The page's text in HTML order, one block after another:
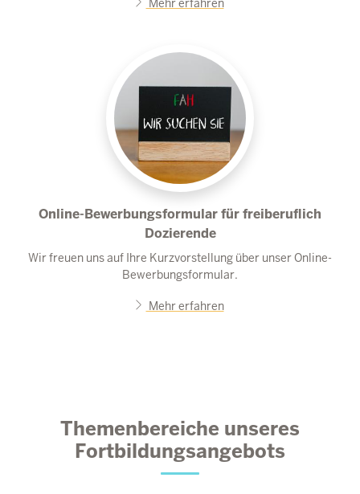
Mehr erfahren
Online-Bewerbungsformular für freiberuflich
Dozierende
Wir freuen uns auf Ihre Kurzvorstellung über unser Online-
Bewerbungsformular.
Mehr erfahren
Themenbereiche unseres
Fortbildungsangebots